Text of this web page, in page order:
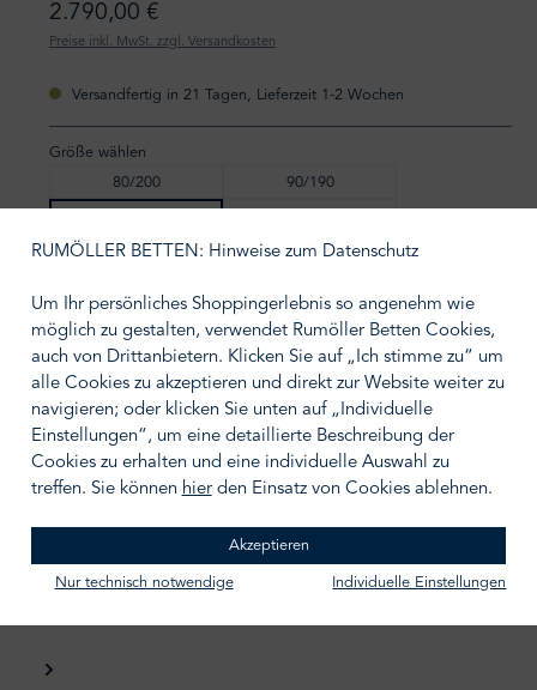
2.790,00 €
Preise inkl. MwSt. zzgl. Versandkosten
Versandfertig in 21 Tagen, Lieferzeit 1-2 Wochen
Größe wählen
80/200
90/190
Zum Merkzettel hinzufügen
Beschreibung /
Pflegehinweise
RUMÖLLER BETTEN: Hinweise zum Datenschutz
Um Ihr persönliches Shoppingerlebnis so angenehm wie
möglich zu gestalten, verwendet Rumöller Betten Cookies,
auch von Drittanbietern. Klicken Sie auf „Ich stimme zu“ um
alle Cookies zu akzeptieren und direkt zur Website weiter zu
navigieren; oder klicken Sie unten auf „Individuelle
Einstellungen“, um eine detaillierte Beschreibung der
Cookies zu erhalten und eine individuelle Auswahl zu
treffen. Sie können hierden Einsatz von Cookies ablehnen.
Akzeptieren
Nur technisch notwendige Individuelle Einstellungen